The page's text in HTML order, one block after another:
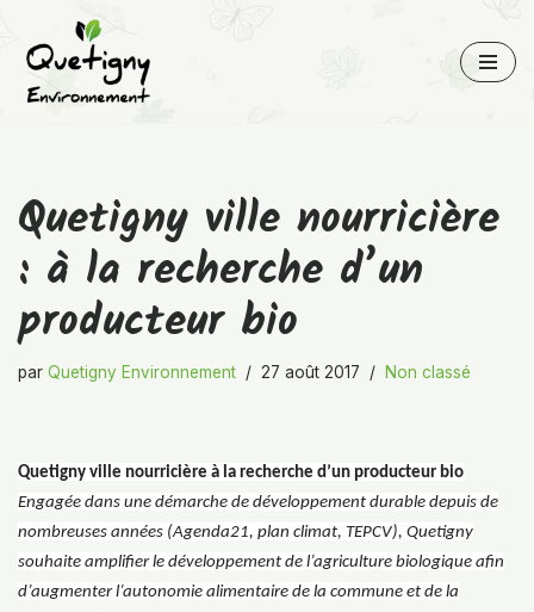
Aller
au
Quetigny ville nourricière
: à la recherche d’un
producteur bio
par Quetigny Environnement 27 août 2017 Non classé
Quetigny ville nourricière à la recherche d’un producteur bio
Engagée dans une démarche de développement durable depuis de
nombreuses années (Agenda21, plan climat, TEPCV), Quetigny
souhaite amplifier le développement de l’agriculture biologique afin
d’augmenter l’autonomie alimentaire de la commune et de la